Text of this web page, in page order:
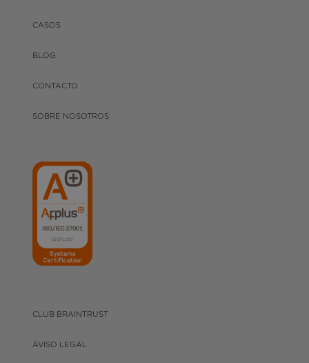
CASOS
BLOG
CONTACTO
SOBRE NOSOTROS
CLUB BRAINTRUST
AVISO LEGAL